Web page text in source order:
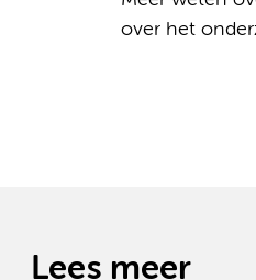
over het
Lees meer